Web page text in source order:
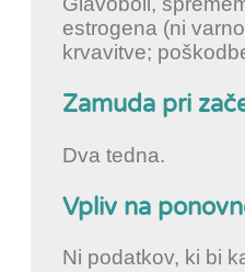
estrogena (ni
krvavitve;
Zamuda pri
Dva tedna.
Vpliv na
Ni podatkov, ki bi